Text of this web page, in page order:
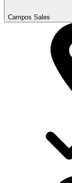
Campos Sales